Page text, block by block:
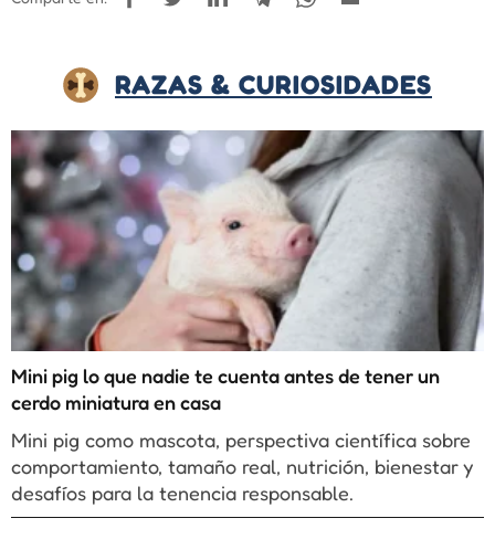
RAZAS & CURIOSIDADES
Mini pig lo que nadie te cuenta antes de tener un
cerdo miniatura en casa
Mini pig como mascota, perspectiva científica sobre
comportamiento, tamaño real, nutrición, bienestar y
desafíos para la tenencia responsable.